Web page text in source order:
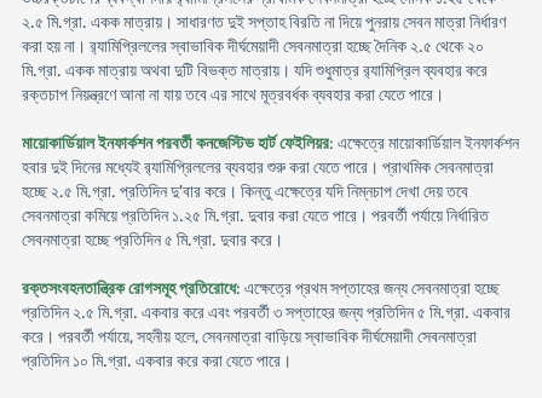
২.৫ মি.গ্রা. একক মাত্রায়। সাধারণত দুই সপ্তাহ বিরতি না দিয়ে পুনরায় সেবন মাত্রা নির্ধারণ
করা হয় না। র‍্যামিপ্রিললের স্বাভাবিক দীর্ঘমেয়াদী সেবনমাত্রা হচ্ছে দৈনিক ২.৫ থেকে ২০
মি.গ্রা. একক মাত্রায় অথবা দুটি বিভক্ত মাত্রায়। যদি শুধুমাত্র র‍্যামিপ্রিল ব্যবহার করে
রক্তচাপ নিয়ন্ত্রণে আনা না যায় তবে এর সাথে মূত্রবর্ধক ব্যবহার করা যেতে পারে।
মায়োকার্ডিয়াল ইনফার্কশন পরবর্তী কনজেস্টিভ হার্ট ফেইলিয়র: এক্ষেত্রে মায়োকার্ডিয়াল ইনফার্কশন
হবার দুই দিনের মধ্যেই র‍্যামিপ্রিললের ব্যবহার শুরু করা যেতে পারে। প্রাথমিক সেবনমাত্রা
হচ্ছে ২.৫ মি.গ্রা. প্রতিদিন দু'বার করে। কিন্তু এক্ষেত্রে যদি নিম্নচাপ দেখা দেয় তবে
সেবনমাত্রা কমিয়ে প্রতিদিন ১.২৫ মি.গ্রা. দুবার করা যেতে পারে। পরবর্তী পর্যায়ে নির্ধারিত
সেবনমাত্রা হচ্ছে প্রতিদিন ৫ মি.গ্রা. দুবার করে।
রক্তসংবহনতান্ত্রিক রোগসমূহ প্রতিরোধে: এক্ষেত্রে প্রথম সপ্তাহের জন্য সেবনমাত্রা হচ্ছে
প্রতিদিন ২.৫ মি.গ্রা. একবার করে এবং পরবর্তী ৩ সপ্তাহের জন্য প্রতিদিন ৫ মি.গ্রা. একবার
করে। পরবর্তী পর্যায়ে, সহনীয় হলে, সেবনমাত্রা বাড়িয়ে স্বাভাবিক দীর্ঘমেয়াদী সেবনমাত্রা
প্রতিদিন ১০ মি.গ্রা. একবার করে করা যেতে পারে।